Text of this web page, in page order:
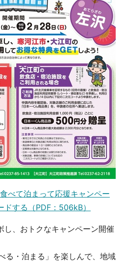
べて泊まって応援キャンペー
する（PDF：506kB）
し、おトクなキャンペーン開催
る・泊まる」を楽しんで、地域